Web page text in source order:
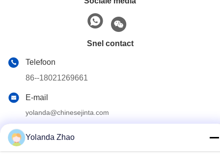
Snel contact
Telefoon
86--18021269661
E-mail
yolanda@chinesejinta.com
Yolanda Zhao